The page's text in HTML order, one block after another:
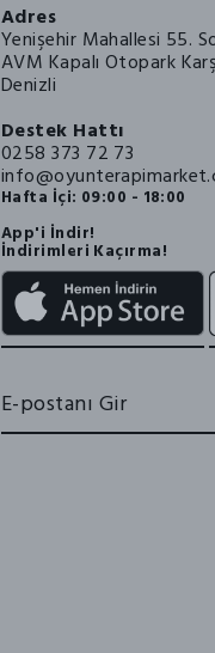
Adres
Yenişehir Mahallesi 55.
AVM Kapalı Otopark
Denizli
Destek Hattı
0258 373 72 73
Hafta İçi: 09:00 - 18:00
App'i İndir!
İndirimleri Kaçırma!